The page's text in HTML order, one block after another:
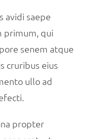
avidi saepe
primum, qui
senem atque
cruribus eius
ullo ad
propter